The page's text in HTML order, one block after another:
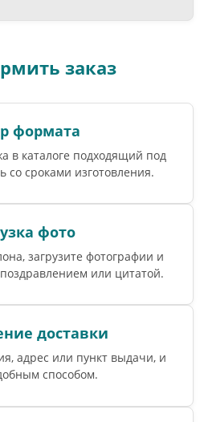
заказ
формата
в каталоге подходящий под
сроками изготовления.
фото
загрузите фотографии и
или цитатой.
доставки
адрес или пункт выдачи, и
способом.